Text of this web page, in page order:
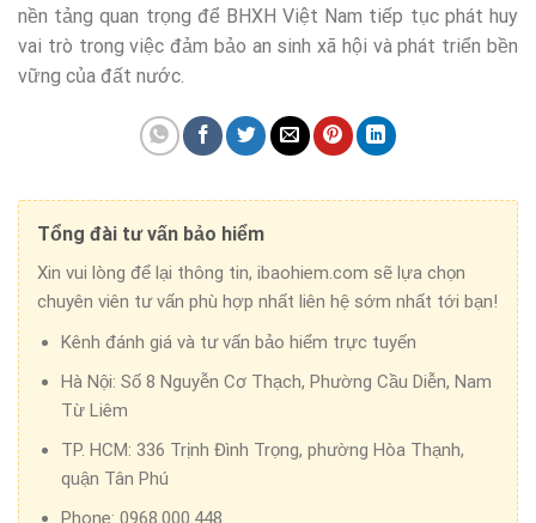
nền tảng quan trọng để BHXH Việt Nam tiếp tục phát huy
vai trò trong việc đảm bảo an sinh xã hội và phát triển bền
vững của đất nước.
Tổng đài tư vấn bảo hiểm
Xin vui lòng để lại thông tin, ibaohiem.com sẽ lựa chọn
chuyên viên tư vấn phù hợp nhất liên hệ sớm nhất tới bạn!
Kênh đánh giá và tư vấn bảo hiểm trực tuyến
Hà Nội: Số 8 Nguyễn Cơ Thạch, Phường Cầu Diễn, Nam
Từ Liêm
TP. HCM: 336 Trịnh Đình Trọng, phường Hòa Thạnh,
quận Tân Phú
Phone: 0968.000.448